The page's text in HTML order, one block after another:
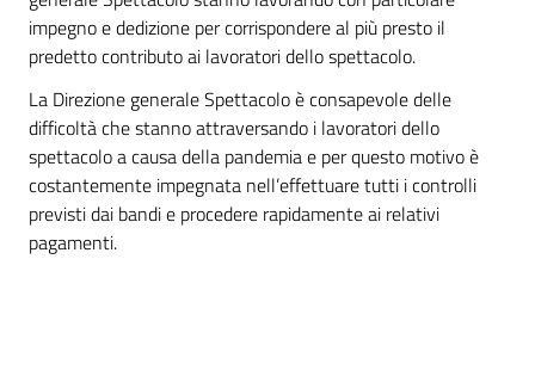
impegno e dedizione per corrispondere al più presto il
predetto contributo ai lavoratori dello spettacolo.
La Direzione generale Spettacolo è consapevole delle
difficoltà che stanno attraversando i lavoratori dello
spettacolo a causa della pandemia e per questo motivo è
costantemente impegnata nell’effettuare tutti i controlli
previsti dai bandi e procedere rapidamente ai relativi
pagamenti.